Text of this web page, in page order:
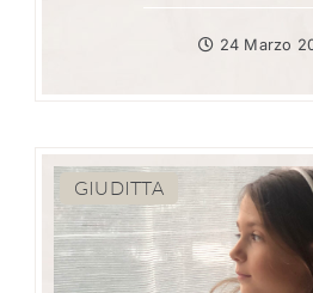
24 Marzo
GIUDITTA